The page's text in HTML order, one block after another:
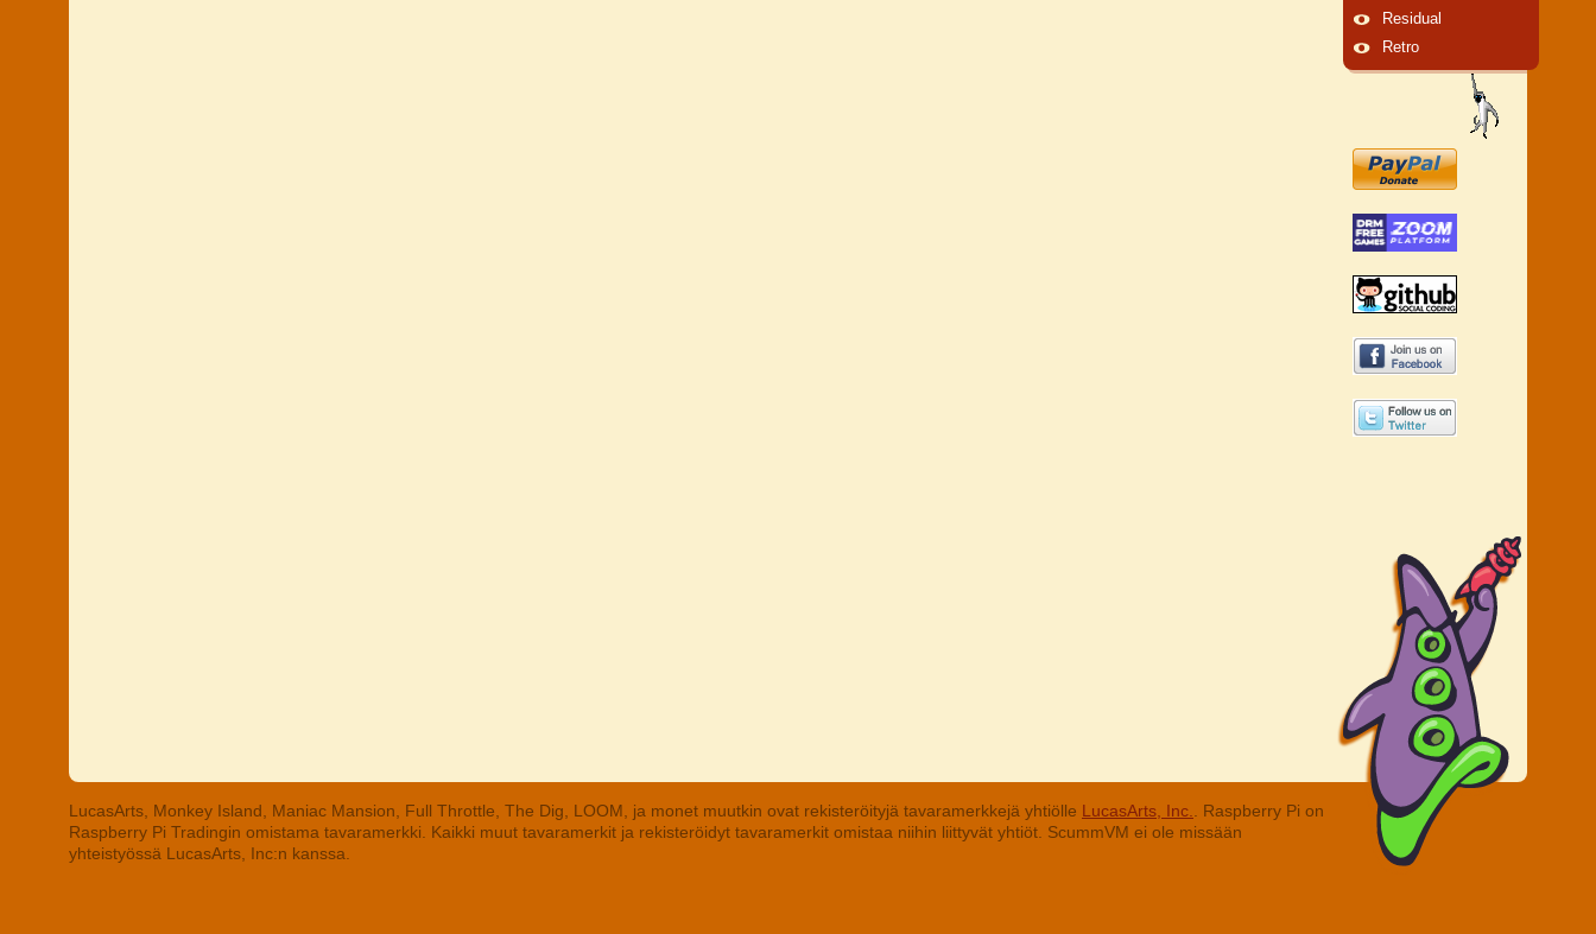
Residual
Retro
LucasArts, Monkey Island, Maniac Mansion, Full Throttle, The Dig, LOOM, ja monet muutkin ovat rekisteröityjä tavaramerkkejä yhtiölle LucasArts, Inc.
. Raspberry Pi on
Raspberry Pi Tradingin omistama tavaramerkki. Kaikki muut tavaramerkit ja rekisteröidyt tavaramerkit omistaa niihin liittyvät yhtiöt. ScummVM ei ole missään
yhteistyössä LucasArts, Inc:n kanssa.